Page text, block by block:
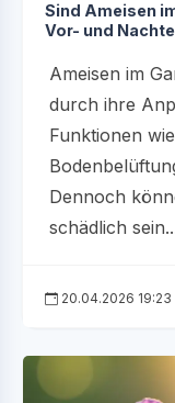
Sind Ameisen
Vor- und
Ameisen im
durch ihre
Funktionen
Dennoch
schädlich
20.04.2026 19:23